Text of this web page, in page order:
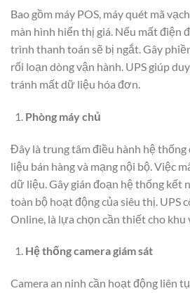
Bao gồm máy POS, máy quét mã
màn hình hiển thị giá. Nếu mất điện
trình thanh toán sẽ bị ngắt. Gây
rối loạn dòng vận hành. UPS giúp
tránh mất dữ liệu hóa đơn.
Phòng máy chủ
Đây là trung tâm điều hành hệ thống
liệu bán hàng và mạng nội bộ. Việc
dữ liệu. Gây gián đoạn hệ thống kết
toàn bộ hoạt động của siêu thị. UPS
Online, là lựa chọn cần thiết cho khu
Hệ thống camera giám sát
Camera an ninh cần hoạt động liên